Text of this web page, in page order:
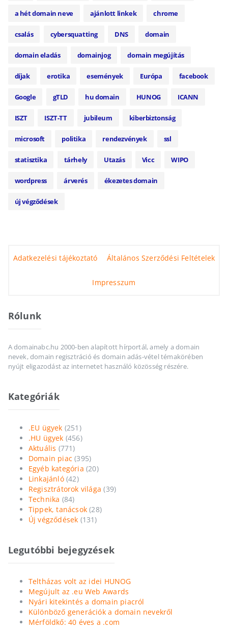
a hét domain neve ajánlott linkek chrome
csalás cybersquatting DNS domain
domain eladás domainjog domain megújítás
díjak erotika események Európa facebook
Google gTLD hu domain HUNOG ICANN
ISZT ISZT-TT jubileum kiberbiztonság
microsoft politika rendezvények ssl
statisztika tárhely Utazás Vicc WIPO
wordpress árverés ékezetes domain
új végződések
Adatkezelési tájékoztató Általános Szerződési Feltételek
Impresszum
Rólunk
A domainabc.hu 2000-ben alapított hírportál, amely a domain
nevek, domain regisztráció és domain adás-vétel témakörében
nyújt eligazodást az internetet használó közösség részére.
Kategóriák
.EU ügyek (251)
.HU ügyek (456)
Aktuális (771)
Domain piac (395)
Egyéb kategória (20)
Linkajánló(42)
Regisztrátorok világa (39)
Technika (84)
Tippek, tanácsok (28)
Új végződések (131)
Legutóbbi bejegyzések
Teltházas volt az idei HUNOG
Megújult az .eu Web Awards
Nyári kitekintés a domain piacról
Különböző generációk a domain nevekről
Mérföldkő: 40 éves a .com